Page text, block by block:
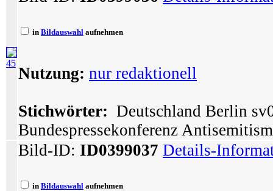
45
in Bildauswahl aufnehmen
Nutzung: nur redaktionell
Stichwörter: Deutschland Berlin
Bundespressekonferenz
Bild-ID: ID0399037 Details-
in Bildauswahl aufnehmen